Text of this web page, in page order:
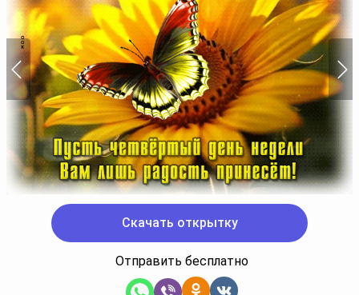
Скачать открытку
Отправить бесплатно